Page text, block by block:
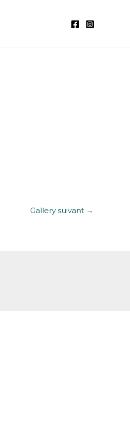
Gallery suivant →